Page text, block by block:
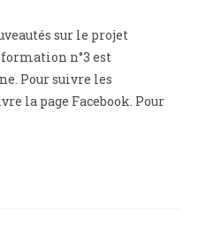
sur le projet
n°3 est
Pour suivre les
la page Facebook. Pour